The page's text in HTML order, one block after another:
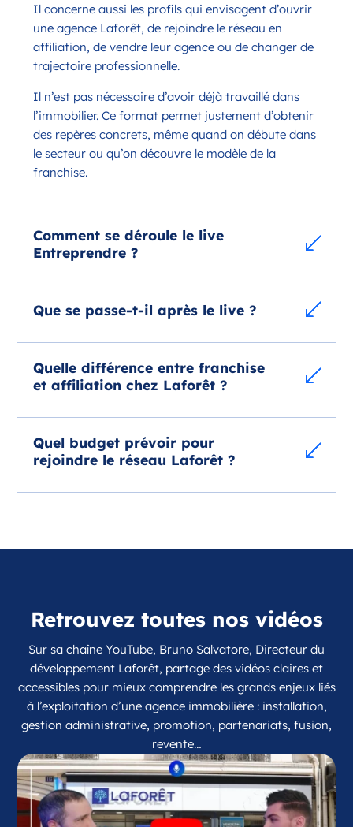
Il concerne aussi les profils qui envisagent d’ouvrir
une agence Laforêt, de rejoindre le réseau en
affiliation, de vendre leur agence ou de changer de
trajectoire professionnelle.
Il n’est pas nécessaire d’avoir déjà travaillé dans
l’immobilier. Ce format permet justement d’obtenir
des repères concrets, même quand on débute dans
le secteur ou qu’on découvre le modèle de la
franchise.
Comment se déroule le live
Entreprendre ?
Que se passe-t-il après le live ?
Quelle différence entre franchise
et affiliation chez Laforêt ?
Quel budget prévoir pour
rejoindre le réseau Laforêt ?
Retrouvez toutes nos vidéos
Sur sa chaîne YouTube, Bruno Salvatore, Directeur du
développement Laforêt, partage des vidéos claires et
accessibles pour mieux comprendre les grands enjeux liés
à l’exploitation d’une agence immobilière : installation,
gestion administrative, promotion, partenariats, fusion,
revente…